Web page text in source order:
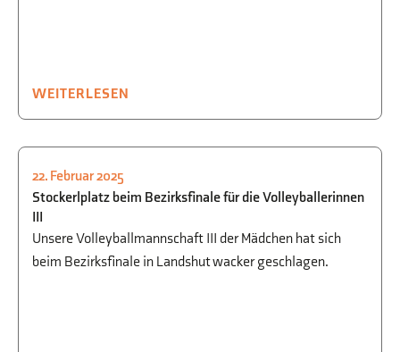
WEITERLESEN
SPORT
22. Februar 2025
Stockerlplatz beim Bezirksfinale für die Volleyballerinnen
III
Unsere Volleyballmannschaft III der Mädchen hat sich
beim Bezirksfinale in Landshut wacker geschlagen.